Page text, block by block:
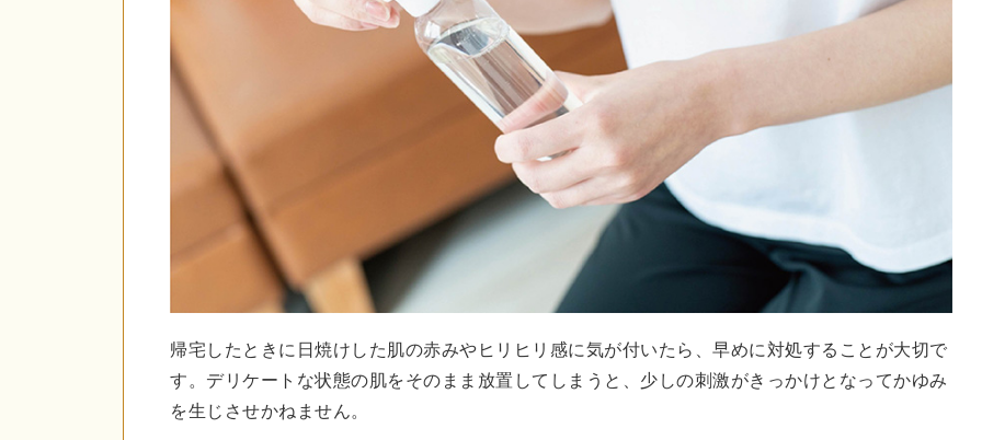
帰宅したときに日焼けした肌の赤みやヒリヒリ感に気が付いたら、早めに対処することが大切で
す。デリケートな状態の肌をそのまま放置してしまうと、少しの刺激がきっかけとなってかゆみ
を生じさせかねません。